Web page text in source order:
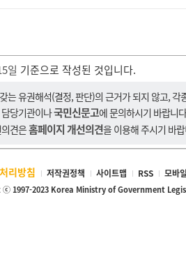
일 기준으로 작성된 것입니다.
는 유권해석(결정, 판단)의 근거가 되지 않고,
당기관이나국민신문고에 문의하시기 바랍니
견은홈페이지 개선의견을 이용해 주시기 바
리방침 저작권정책 사이트맵 RSS 모바
ⓒ 1997-2023 Korea Ministry of Government